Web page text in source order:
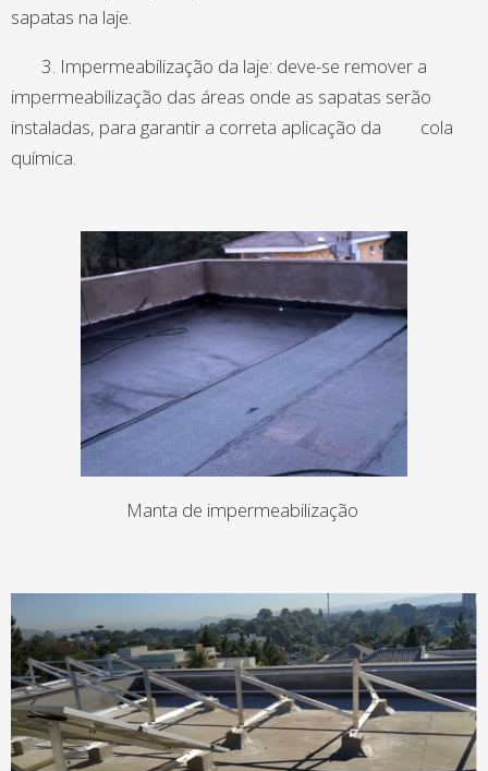
sapatas na laje.
3. Impermeabilização da laje: deve-se remover a
impermeabilização das áreas onde as sapatas serão
instaladas, para garantir a correta aplicação da cola
química.
Manta de impermeabilização